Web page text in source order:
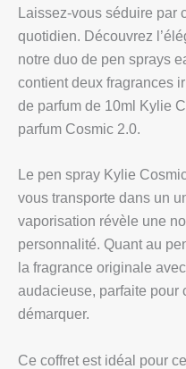
Laissez-vous séduire par
quotidien. Découvrez
notre duo de pen sprays
contient deux fragrances
de parfum de 10ml Kylie
parfum Cosmic 2.0.
Le pen spray Kylie
vous transporte dans un
vaporisation révèle une
personnalité. Quant au
la fragrance originale
audacieuse, parfaite pour
démarquer.
Ce coffret est idéal pour